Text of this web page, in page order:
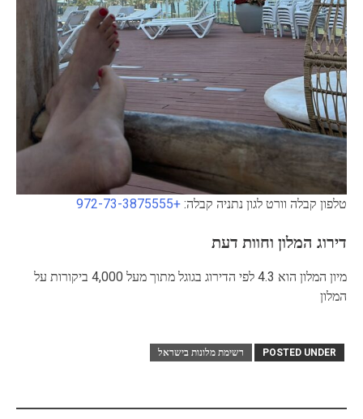
טלפון קבלה וורט לגון נתניה קבלה: +972-73-3875555
דירוג המלון וחוות דעת
מיון המלון הוא 4.3 לפי הדירוג בגוגל מתוך מעל 4,000 ביקורות על
המלון
POSTED UNDER רשימת מלונות בישראל